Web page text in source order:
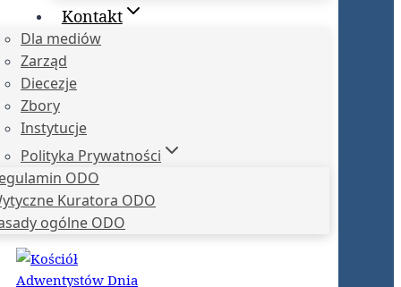
Kontakt
Dla mediów
Zarząd
Diecezje
Zbory
Instytucje
Polityka Prywatności
ODO
Kuratora ODO
ogólne ODO